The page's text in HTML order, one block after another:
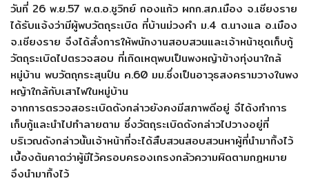
วันที่ 26 พ.ย.57 พ.ต.อ.ชูวิทย์ กองแก้ว ผกก.สภ.เมือง จ.เชียงราย
ได้รับแจ้งว่ามีผู้พบวัตถุระเบิด ที่บ้านม่วงคำ ม.4 ต.นางแล อ.เมือง
จ.เชียงราย จึงได้สั่งการให้พนักงานสอบสวนและเจ้าหน้าชุดเก็บกู้
วัตถุระเบิดไปตรวจสอบ ที่เกิดเหตุพบเป็นพงหญ้าข้างทุ่งนาใกล้
หมู่บ้าน พบวัตถุกระสุนปืน ค.60 มม.ซึ่งเป็นอาวุธสงครามวางในพง
หญ้าใกล้กับเสาไฟในหมู่บ้าน
จากการตรวจสอระเบิดดังกล่าวยังคงมีสภาพดีอยู่ จึได้งทำการ
เก็บกู้และนำไปทำลายตาม ซึ่งวัตถุระเบิดดังกล่าวไปวางอยู่ที่
บริเวณดังกล่าวนั้นเจ้าหน้าที่จะได้สืบสวนสอบสวนหาผู้ที่นำมาทิ้งไว้
เบื้องต้นคาดว่าผู้มีไว้ครอบครองเกรงกลัวความผิดตามกฎหมาย
จึงนำมาทิ้งไว้